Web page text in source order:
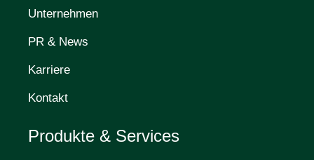
Unternehmen
PR & News
Karriere
Kontakt
Produkte & Services